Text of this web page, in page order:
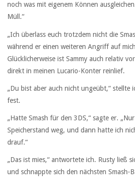
noch was mit eigenem Können
Müll.“
„Ich überlass euch trotzdem nicht die
während er einen weiteren Angriff auf
Glücklicherweise ist Sammy auch relativ
direkt in meinen Lucario-Konter reinlief.
„Du bist aber auch nicht ungeübt,“ stellte
fest.
„Hatte Smash für den 3DS,“ sagte er.
Speicherstand weg, und dann hatte ich
drauf.“
„Das ist mies,“ antwortete ich. Rusty ließ
und schnappte sich den nächsten Smash-